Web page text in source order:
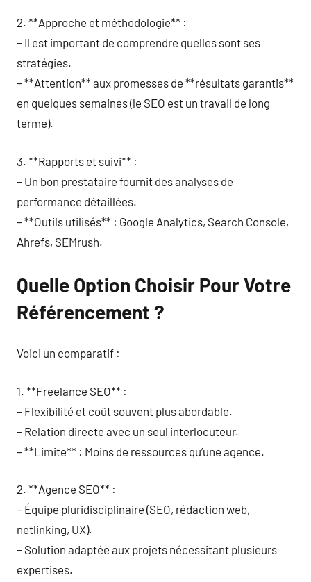
2. **Approche et méthodologie** :
– Il est important de comprendre quelles sont ses
stratégies.
– **Attention** aux promesses de **résultats garantis**
en quelques semaines (le SEO est un travail de long
terme).
3. **Rapports et suivi** :
– Un bon prestataire fournit des analyses de
performance détaillées.
– **Outils utilisés** : Google Analytics, Search Console,
Ahrefs, SEMrush.
Quelle Option Choisir Pour Votre
Référencement ?
Voici un comparatif :
1. **Freelance SEO** :
– Flexibilité et coût souvent plus abordable.
– Relation directe avec un seul interlocuteur.
– **Limite** : Moins de ressources qu’une agence.
2. **Agence SEO** :
– Équipe pluridisciplinaire (SEO, rédaction web,
netlinking, UX).
– Solution adaptée aux projets nécessitant plusieurs
expertises.